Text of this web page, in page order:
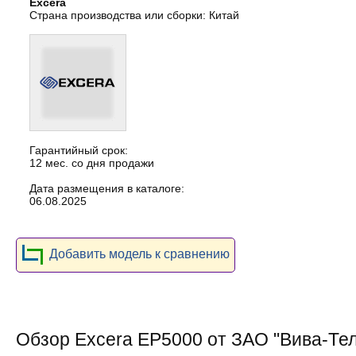
Страна производства или сборки: Китай
Гарантийный срок:
12 мес. со дня продажи
Дата размещения в каталоге:
06.08.2025
Добавить модель к сравнению
Обзор Excera EP5000 от ЗАО "Вива-